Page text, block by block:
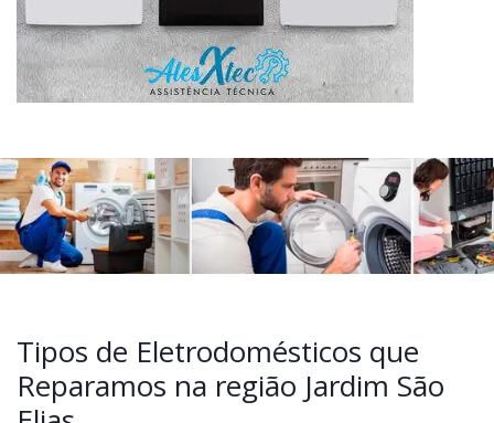
Tipos de Eletrodomésticos que
Reparamos na região Jardim São